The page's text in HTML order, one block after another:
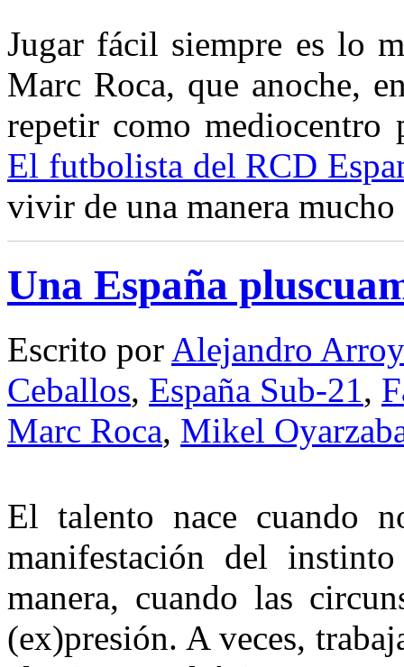
Jugar fácil siempre es lo
Marc Roca, que anoche,
repetir como mediocentro
El futbolista del RCD
vivir de una manera mucho
Una España
Escrito por Alejandro
Ceballos, España Sub-21,
Marc Roca, Mikel
El talento nace cuando
manifestación del
manera, cuando las
(ex)presión. A veces,